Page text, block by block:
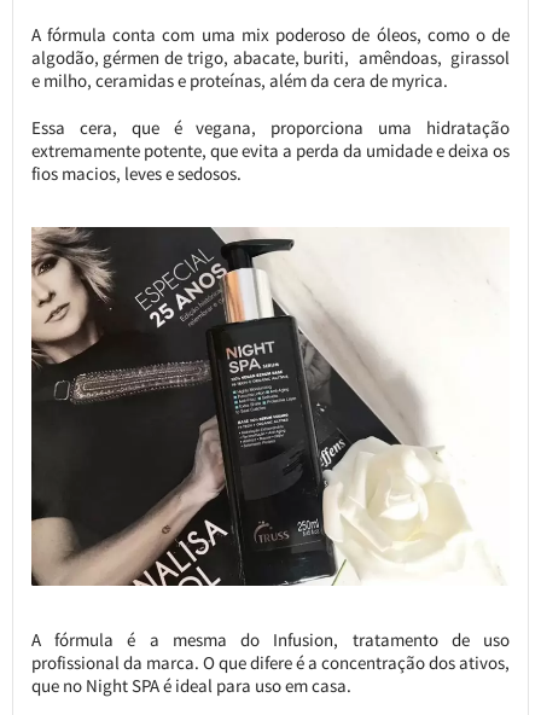
A fórmula conta com uma mix poderoso de óleos, como o de
algodão, gérmen de trigo, abacate, buriti, amêndoas, girassol
e milho, ceramidas e proteínas, além da cera de myrica.
Essa cera, que é vegana, proporciona uma hidratação
extremamente potente, que evita a perda da umidade e deixa os
fios macios, leves e sedosos.
A fórmula é a mesma do Infusion, tratamento de uso
profissional da marca. O que difere é a concentração dos ativos,
que no Night SPA é ideal para uso em casa.